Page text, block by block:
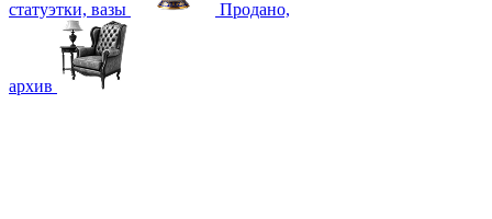
статуэтки, вазы Продано,
архив